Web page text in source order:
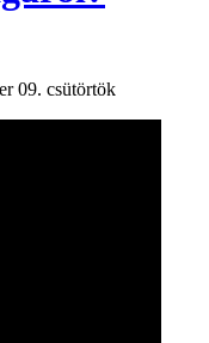
09. csütörtök